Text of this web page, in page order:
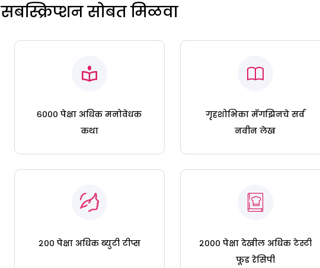
सबस्क्रिप्शन सोबत मिळवा
६००० पेक्षा अधिक मनोवेधक
कथा
गृहशोभिका मॅगझिनचे सर्व
नवीन लेख
२०० पेक्षा अधिक ब्युटी टीप्स
२००० पेक्षा देखील अधिक टेस्टी
फूड रेसिपी